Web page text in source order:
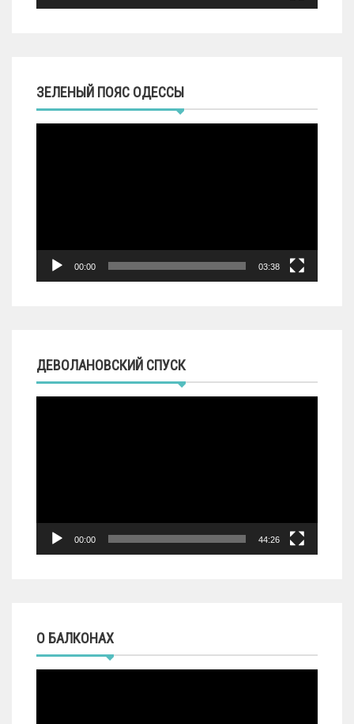
ЗЕЛЕНЫЙ ПОЯС ОДЕССЫ
00:00 03:38
ДЕВОЛАНОВСКИЙ СПУСК
00:00 44:26
О БАЛКОНАХ